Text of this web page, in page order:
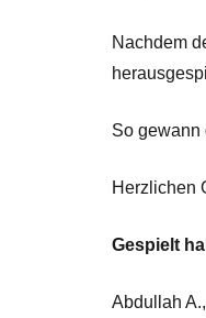
Nachdem
So gewann
Herzlichen
Gespielt
Abdullah